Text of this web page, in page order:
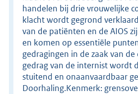
handelen bij drie vrouwelijke
klacht wordt gegrond
van de patiënten en de AIOS
en komen op essentiële
gedragingen in de zaak van
gedrag van de internist wordt
stuitend en onaanvaardbaar
Doorhaling.Kenmerk: